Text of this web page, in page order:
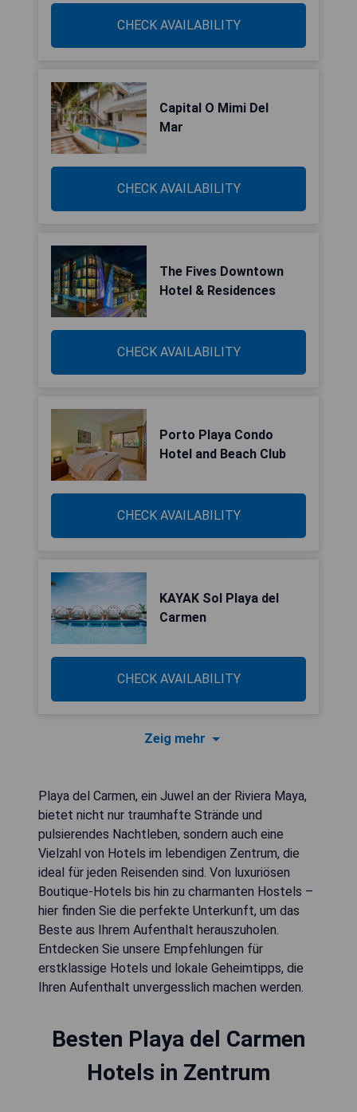
CHECK AVAILABILITY
Capital O Mimi Del
Mar
CHECK AVAILABILITY
The Fives Downtown
Hotel & Residences
CHECK AVAILABILITY
Porto Playa Condo
Hotel and Beach Club
CHECK AVAILABILITY
KAYAK Sol Playa del
Carmen
CHECK AVAILABILITY
Zeig mehr
Playa del Carmen, ein Juwel an der Riviera Maya,
bietet nicht nur traumhafte Strände und
pulsierendes Nachtleben, sondern auch eine
Vielzahl von Hotels im lebendigen Zentrum, die
ideal für jeden Reisenden sind. Von luxuriösen
Boutique-Hotels bis hin zu charmanten Hostels –
hier finden Sie die perfekte Unterkunft, um das
Beste aus Ihrem Aufenthalt herauszuholen.
Entdecken Sie unsere Empfehlungen für
erstklassige Hotels und lokale Geheimtipps, die
Ihren Aufenthalt unvergesslich machen werden.
Besten Playa del Carmen
Hotels in Zentrum